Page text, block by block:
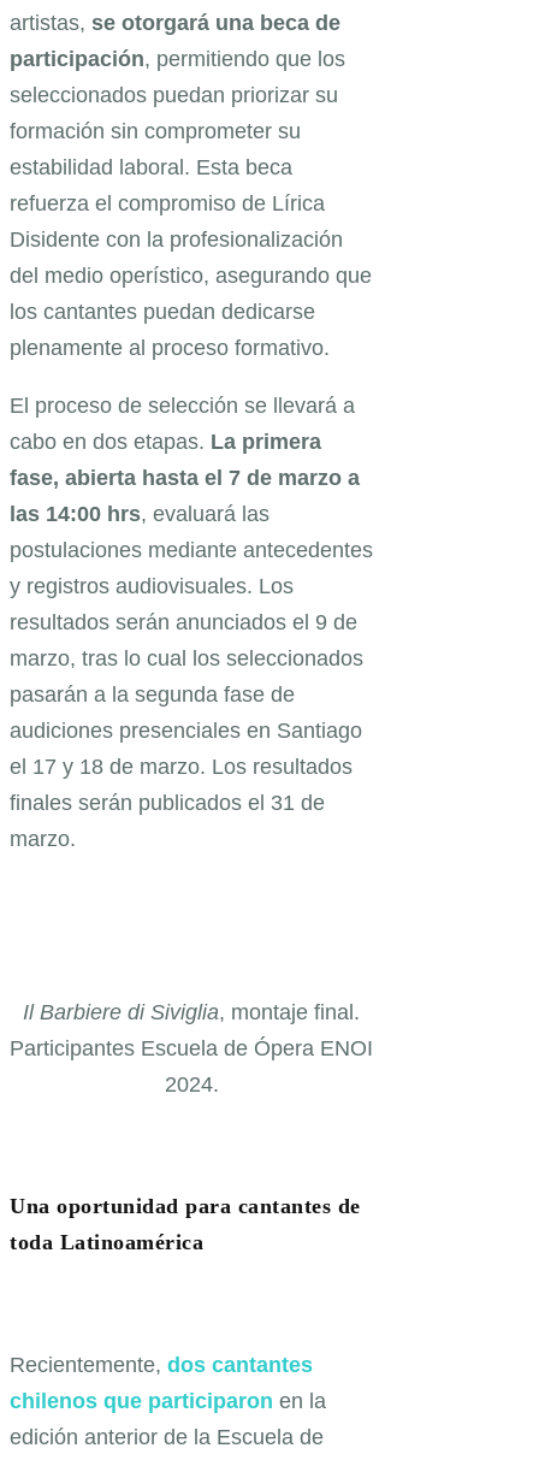
artistas, se otorgará una beca de
participación, permitiendo que los
seleccionados puedan priorizar su
formación sin comprometer su
estabilidad laboral. Esta beca
refuerza el compromiso de Lírica
Disidente con la profesionalización
del medio operístico, asegurando que
los cantantes puedan dedicarse
plenamente al proceso formativo.
El proceso de selección se llevará a
cabo en dos etapas. La primera
fase, abierta hasta el 7 de marzo a
las 14:00 hrs, evaluará las
postulaciones mediante antecedentes
y registros audiovisuales. Los
resultados serán anunciados el 9 de
marzo, tras lo cual los seleccionados
pasarán a la segunda fase de
audiciones presenciales en Santiago
el 17 y 18 de marzo. Los resultados
finales serán publicados el 31 de
marzo.
Il Barbiere di Siviglia, montaje final.
Participantes Escuela de Ópera ENOI
2024.
Una oportunidad para cantantes de
toda Latinoamérica
Recientemente, dos cantantes
chilenos que participaron en la
edición anterior de la Escuela de